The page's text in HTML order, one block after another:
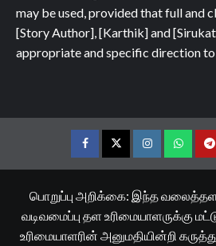
may be used, provided that full and
[Story Author], [Karthik] and
appropriate and specific direction
FacebookTwitterInstagram
பொறுப்பு அறிக்கை: இந்த
வடிவமைப்பு தள உரிமையாளருக்கு
உரிமையாளரின் அனுமதியின்றி